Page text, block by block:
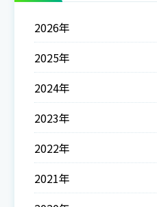
2026年
2025年
2024年
2023年
2022年
2021年